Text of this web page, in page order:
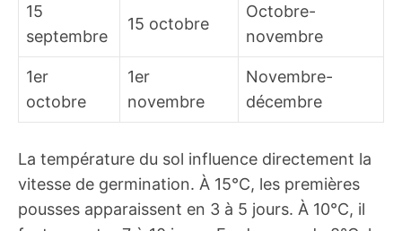
15
septembre
15 octobre
Octobre-
novembre
1er
octobre
1er
novembre
Novembre-
décembre
La température du sol influence directement la
vitesse de germination. À 15°C, les premières
pousses apparaissent en 3 à 5 jours. À 10°C, il